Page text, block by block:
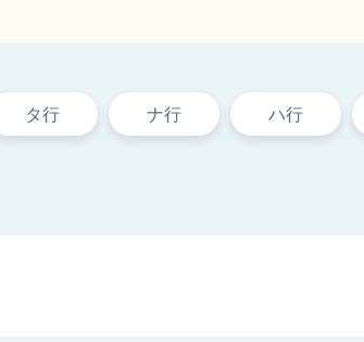
タ行 ナ行 ハ行